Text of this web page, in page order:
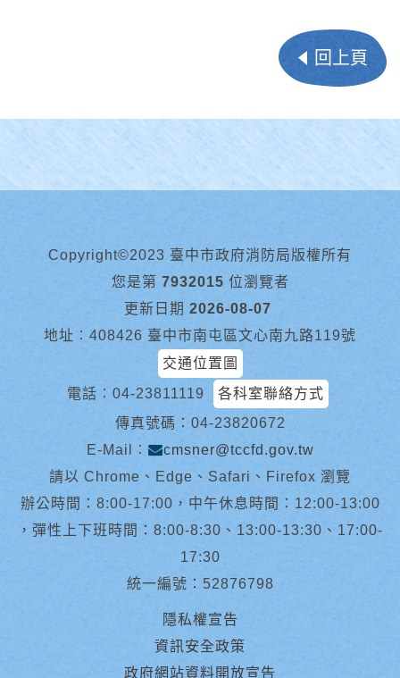
回上頁
Copyright©2023 臺中市政府消防局版權所有
您是第 7932015 位瀏覽者
更新日期 2026-08-07
地址︰408426 臺中市南屯區文心南九路119號
交通位置圖
電話︰ 04-23811119
各科室聯絡方式
傳真號碼：04-23820672
E-Mail︰
cmsner@tccfd.gov.tw
請以 Chrome、Edge、Safari、Firefox 瀏覽
辦公時間：8:00-17:00，中午休息時間：12:00-13:00
，彈性上下班時間：8:00-8:30、13:00-13:30、17:00-
17:30
統一編號：52876798
隱私權宣告
資訊安全政策
政府網站資料開放宣告